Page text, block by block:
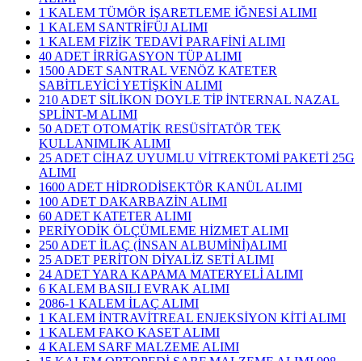
1 KALEM TÜMÖR İŞARETLEME İĞNESİ ALIMI
1 KALEM SANTRİFÜJ ALIMI
1 KALEM FİZİK TEDAVİ PARAFİNİ ALIMI
40 ADET İRRİGASYON TÜP ALIMI
1500 ADET SANTRAL VENÖZ KATETER
SABİTLEYİCİ YETİŞKİN ALIMI
210 ADET SİLİKON DOYLE TİP İNTERNAL NAZAL
SPLİNT-M ALIMI
50 ADET OTOMATİK RESÜSİTATÖR TEK
KULLANIMLIK ALIMI
25 ADET CİHAZ UYUMLU VİTREKTOMİ PAKETİ 25G
ALIMI
1600 ADET HİDRODİSEKTÖR KANÜL ALIMI
100 ADET DAKARBAZİN ALIMI
60 ADET KATETER ALIMI
PERİYODİK ÖLÇÜMLEME HİZMET ALIMI
250 ADET İLAÇ (İNSAN ALBUMİNİ)ALIMI
25 ADET PERİTON DİYALİZ SETİ ALIMI
24 ADET YARA KAPAMA MATERYELİ ALIMI
6 KALEM BASILI EVRAK ALIMI
2086-1 KALEM İLAÇ ALIMI
1 KALEM İNTRAVİTREAL ENJEKSİYON KİTİ ALIMI
1 KALEM FAKO KASET ALIMI
4 KALEM SARF MALZEME ALIMI